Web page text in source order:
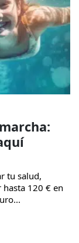
tu salud,
120 € en